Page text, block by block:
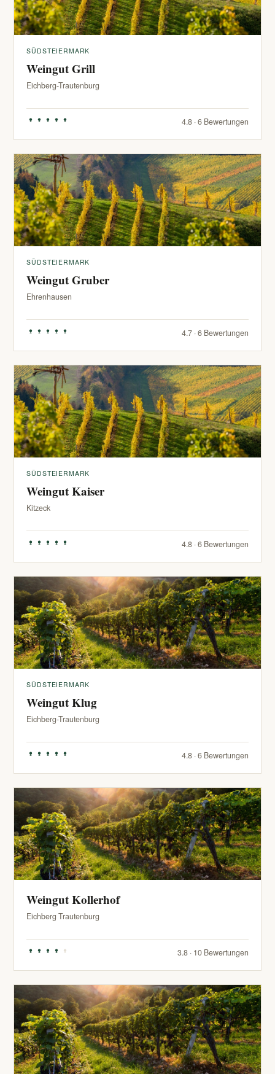
SÜDSTEIERMARK
Weingut Grill
Eichberg-Trautenburg
4.8 · 6 Bewertungen
SÜDSTEIERMARK
Weingut Gruber
Ehrenhausen
4.7 · 6 Bewertungen
SÜDSTEIERMARK
Weingut Kaiser
Kitzeck
4.8 · 6 Bewertungen
SÜDSTEIERMARK
Weingut Klug
Eichberg-Trautenburg
4.8 · 6 Bewertungen
Weingut Kollerhof
Eichberg Trautenburg
3.8 · 10 Bewertungen